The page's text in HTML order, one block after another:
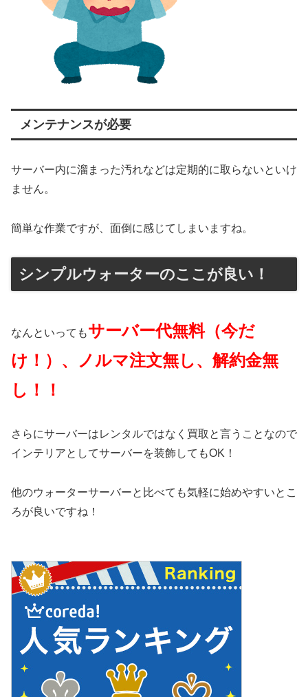
メンテナンスが必要
サーバー内に溜まった汚れなどは定期的に取らないといけ
ません。
簡単な作業ですが、面倒に感じてしまいますね。
シンプルウォーターのここが良い！
なんといってもサーバー代無料（今だ
け！）、ノルマ注文無し、解約金無
し！！
さらにサーバーはレンタルではなく買取と言うことなので
インテリアとしてサーバーを装飾してもOK！
他のウォーターサーバーと比べても気軽に始めやすいとこ
ろが良いですね！